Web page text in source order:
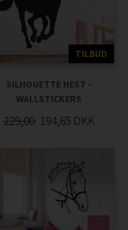
TILBUD
SILHOUETTE HEST -
WALLSTICKERS
229,00 194,65 DKK